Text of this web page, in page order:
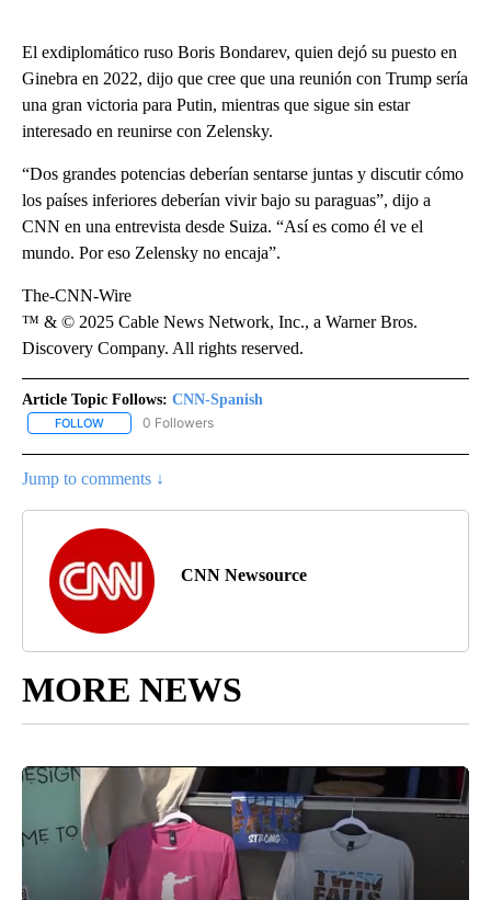
El exdiplomático ruso Boris Bondarev, quien dejó su puesto en
Ginebra en 2022, dijo que cree que una reunión con Trump sería
una gran victoria para Putin, mientras que sigue sin estar
interesado en reunirse con Zelensky.
“Dos grandes potencias deberían sentarse juntas y discutir cómo
los países inferiores deberían vivir bajo su paraguas”, dijo a
CNN en una entrevista desde Suiza. “Así es como él ve el
mundo. Por eso Zelensky no encaja”.
The-CNN-Wire
™ & © 2025 Cable News Network, Inc., a Warner Bros.
Discovery Company. All rights reserved.
Article Topic Follows: CNN-Spanish
FOLLOW FOLLOW "CNN-SPANISH" TO RECEIVE NOTIFICATIONS ABOUT
0 Followers
Jump to comments ↓
CNN Newsource
MORE NEWS